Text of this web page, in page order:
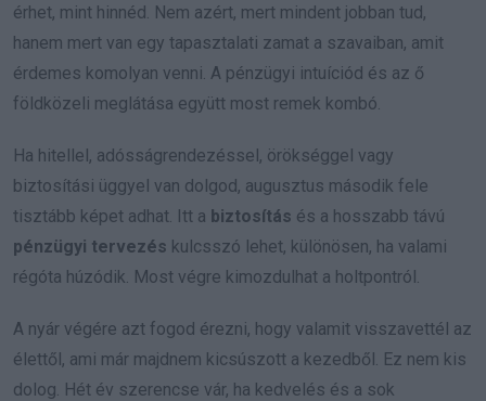
érhet, mint hinnéd. Nem azért, mert mindent jobban tud,
hanem mert van egy tapasztalati zamat a szavaiban, amit
érdemes komolyan venni. A pénzügyi intuíciód és az ő
földközeli meglátása együtt most remek kombó.
Ha hitellel, adósságrendezéssel, örökséggel vagy
biztosítási üggyel van dolgod, augusztus második fele
tisztább képet adhat. Itt a biztosítás és a hosszabb távú
pénzügyi tervezés kulcsszó lehet, különösen, ha valami
régóta húzódik. Most végre kimozdulhat a holtpontról.
A nyár végére azt fogod érezni, hogy valamit visszavettél az
élettől, ami már majdnem kicsúszott a kezedből. Ez nem kis
dolog. Hét év szerencse vár, ha kedvelés és a sok